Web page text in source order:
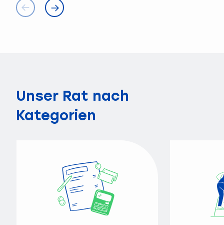
Unser Rat nach
Kategorien